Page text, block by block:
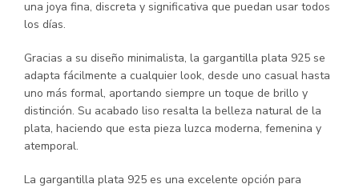
una joya fina, discreta y significativa que puedan usar todos
los días.
Gracias a su diseño minimalista, la gargantilla plata 925 se
adapta fácilmente a cualquier look, desde uno casual hasta
uno más formal, aportando siempre un toque de brillo y
distinción. Su acabado liso resalta la belleza natural de la
plata, haciendo que esta pieza luzca moderna, femenina y
atemporal.
La gargantilla plata 925 es una excelente opción para